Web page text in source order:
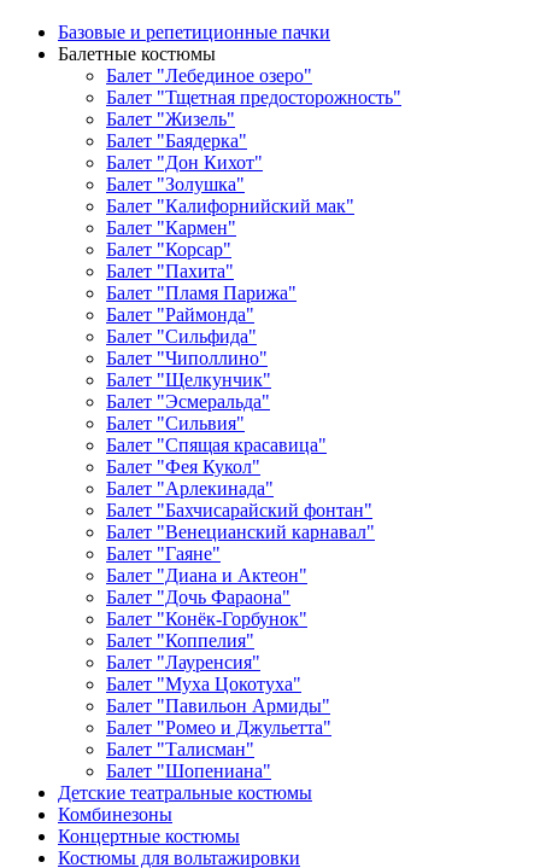
Базовые и репетиционные пачки
Балетные костюмы
Балет "Лебединое озеро"
Балет "Тщетная предосторожность"
Балет "Жизель"
Балет "Баядерка"
Балет "Дон Кихот"
Балет "Золушка"
Балет "Калифорнийский мак"
Балет "Кармен"
Балет "Корсар"
Балет "Пахита"
Балет "Пламя Парижа"
Балет "Раймонда"
Балет "Сильфида"
Балет "Чиполлино"
Балет "Щелкунчик"
Балет "Эсмеральда"
Балет "Сильвия"
Балет "Спящая красавица"
Балет "Фея Кукол"
Балет "Арлекинада"
Балет "Бахчисарайский фонтан"
Балет "Венецианский карнавал"
Балет "Гаяне"
Балет "Диана и Актеон"
Балет "Дочь Фараона"
Балет "Конёк-Горбунок"
Балет "Коппелия"
Балет "Лауренсия"
Балет "Муха Цокотуха"
Балет "Павильон Армиды"
Балет "Ромео и Джульетта"
Балет "Талисман"
Балет "Шопениана"
Детские театральные костюмы
Комбинезоны
Концертные костюмы
Костюмы для вольтажировки